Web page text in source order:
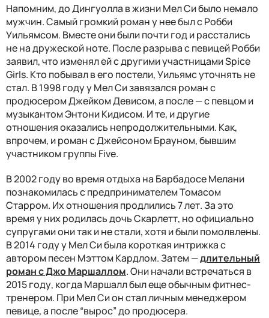
Напомним, до Дингуолла в жизни Мел Си было немало
мужчин. Самый громкий роман у нее был с Робби
Уильямсом. Вместе они были почти год и расстались
не на дружеской ноте. После разрыва с певицей Робби
заявил, что изменял ей с другими участницами Spice
Girls. Кто побывал в его постели, Уильямс уточнять не
стал. В 1998 году у Мел Си завязался роман с
продюсером Джейком Девисом, а после—с певцом и
музыкантом Энтони Кидисом. И те, и другие
отношения оказались непродолжительными. Как,
впрочем, и роман с Джейсоном Брауном, бывшим
участником группы Five.
В 2002 году во время отдыха на Барбадосе Мелани
познакомилась с предпринимателем Томасом
Старром. Их отношения продлились 7 лет. За это
время у них родилась дочь Скарлетт, но официально
супругами они так и не стали, хотя и были помолвлены.
В 2014 году у Мел Си была короткая интрижка с
автором песен Мэттом Кардлом. Затем—длительный
роман с Джо Маршаллом. Они начали встречаться в
2015 году, когда Маршалл был еще обычным фитнес-
тренером. При Мел Си он стал личным менеджером
певице, а после “вырос” до продюсера.